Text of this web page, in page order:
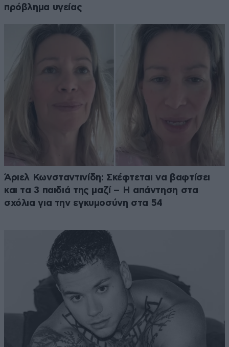
πρόβλημα υγείας
Άριελ Κωνσταντινίδη: Σκέφτεται να βαφτίσει
και τα 3 παιδιά της μαζί – Η απάντηση στα
σχόλια για την εγκυμοσύνη στα 54